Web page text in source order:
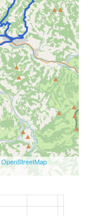
OpenStreetMap